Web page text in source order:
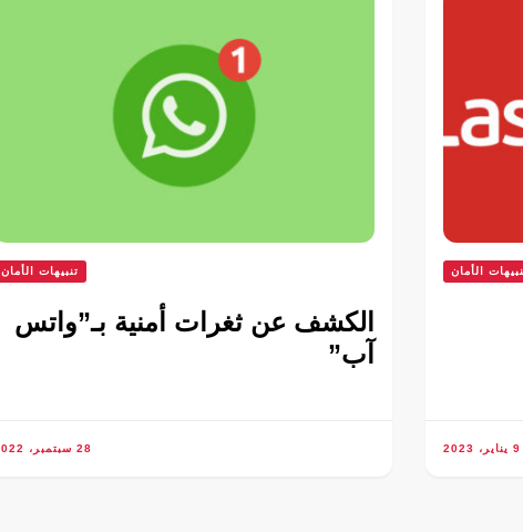
الأمان
9 يناير، 2023
تنبيهات الأمان
الكشف عن ثغرات أمنية بـ”واتس
آب”
28 سبتمبر، 2022